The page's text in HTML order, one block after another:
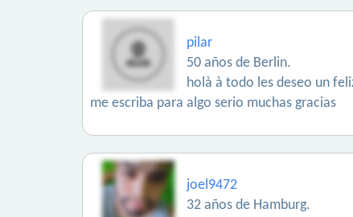
pilar
50 años de Berlin.
holà à todo les deseo un
me escriba para algo serio muchas gracias
joel9472
32 años de Hamburg.